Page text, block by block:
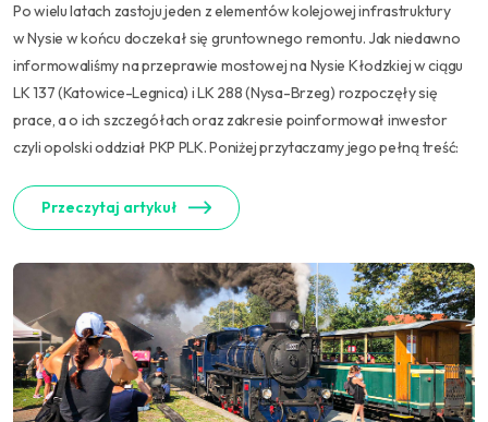
Po wielu latach zastoju jeden z elementów kolejowej infrastruktury
w Nysie w końcu doczekał się gruntownego remontu. Jak niedawno
informowaliśmy na przeprawie mostowej na Nysie Kłodzkiej w ciągu
LK 137 (Katowice-Legnica) i LK 288 (Nysa-Brzeg) rozpoczęły się
prace, a o ich szczegółach oraz zakresie poinformował inwestor
czyli opolski oddział PKP PLK. Poniżej przytaczamy jego pełną treść:
Przeczytaj artykuł